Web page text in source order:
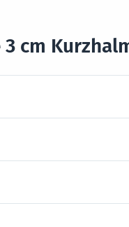
cm